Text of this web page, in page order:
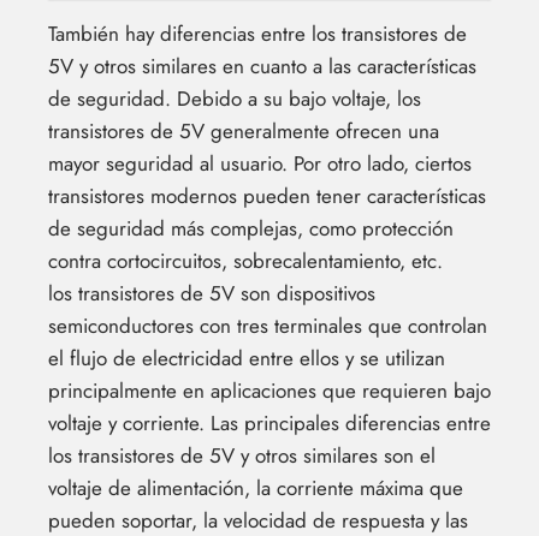
También hay diferencias entre los transistores de
5V y otros similares en cuanto a las características
de seguridad. Debido a su bajo voltaje, los
transistores de 5V generalmente ofrecen una
mayor seguridad al usuario. Por otro lado, ciertos
transistores modernos pueden tener características
de seguridad más complejas, como protección
contra cortocircuitos, sobrecalentamiento, etc.
los transistores de 5V son dispositivos
semiconductores con tres terminales que controlan
el flujo de electricidad entre ellos y se utilizan
principalmente en aplicaciones que requieren bajo
voltaje y corriente. Las principales diferencias entre
los transistores de 5V y otros similares son el
voltaje de alimentación, la corriente máxima que
pueden soportar, la velocidad de respuesta y las